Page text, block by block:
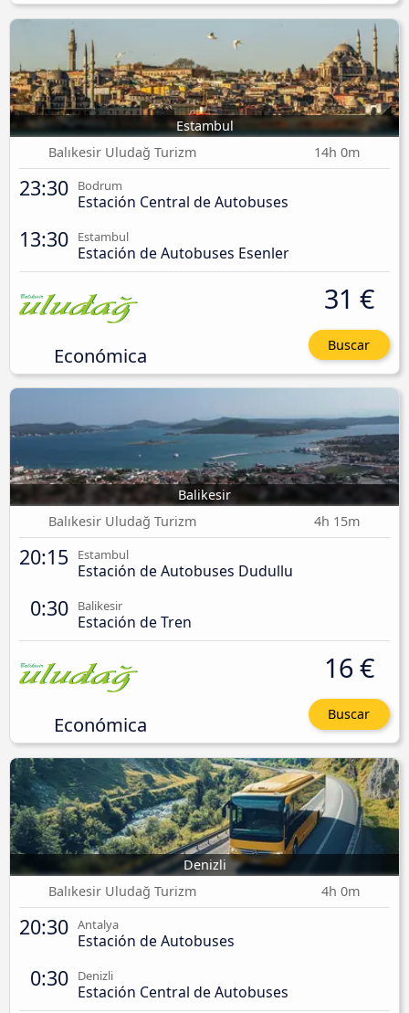
Estambul
Balıkesir Uludağ Turizm
14h 0m
23:30 Bodrum
Estación Central de Autobuses
13:30 Estambul
Estación de Autobuses Esenler
Económica
31 €
Buscar
Balikesir
Balıkesir Uludağ Turizm
4h 15m
20:15 Estambul
Estación de Autobuses Dudullu
0:30 Balikesir
Estación de Tren
Económica
16 €
Buscar
Denizli
Balıkesir Uludağ Turizm
4h 0m
20:30 Antalya
Estación de Autobuses
0:30 Denizli
Estación Central de Autobuses